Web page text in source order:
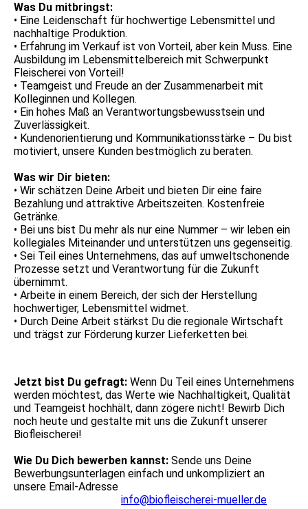
Was Du mitbringst:
• Eine Leidenschaft für hochwertige Lebensmittel und
nachhaltige Produktion.
• Erfahrung im Verkauf ist von Vorteil, aber kein Muss. Eine
Ausbildung im Lebensmittelbereich mit Schwerpunkt
Fleischerei von Vorteil!
• Teamgeist und Freude an der Zusammenarbeit mit
Kolleginnen und Kollegen.
• Ein hohes Maß an Verantwortungsbewusstsein und
Zuverlässigkeit.
• Kundenorientierung und Kommunikationsstärke – Du bist
motiviert, unsere Kunden bestmöglich zu beraten.
Was wir Dir bieten:
• Wir schätzen Deine Arbeit und bieten Dir eine faire
Bezahlung und attraktive Arbeitszeiten. Kostenfreie
Getränke.
• Bei uns bist Du mehr als nur eine Nummer – wir leben ein
kollegiales Miteinander und unterstützen uns gegenseitig.
• Sei Teil eines Unternehmens, das auf umweltschonende
Prozesse setzt und Verantwortung für die Zukunft
übernimmt.
• Arbeite in einem Bereich, der sich der Herstellung
hochwertiger, Lebensmittel widmet.
• Durch Deine Arbeit stärkst Du die regionale Wirtschaft
und trägst zur Förderung kurzer Lieferketten bei.
Jetzt bist Du gefragt: Wenn Du Teil eines Unternehmens
werden möchtest, das Werte wie Nachhaltigkeit, Qualität
und Teamgeist hochhält, dann zögere nicht! Bewirb Dich
noch heute und gestalte mit uns die Zukunft unserer
Biofleischerei!
Wie Du Dich bewerben kannst: Sende uns Deine
Bewerbungsunterlagen einfach und unkompliziert an
unsere Email-Adresse
info@biofleischerei-mueller.de